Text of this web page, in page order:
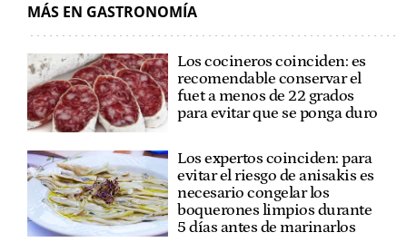
MÁS EN GASTRONOMÍA
Los cocineros coinciden: es
recomendable conservar el
fuet a menos de 22 grados
para evitar que se ponga duro
Los expertos coinciden: para
evitar el riesgo de anisakis es
necesario congelar los
boquerones limpios durante
5 días antes de marinarlos